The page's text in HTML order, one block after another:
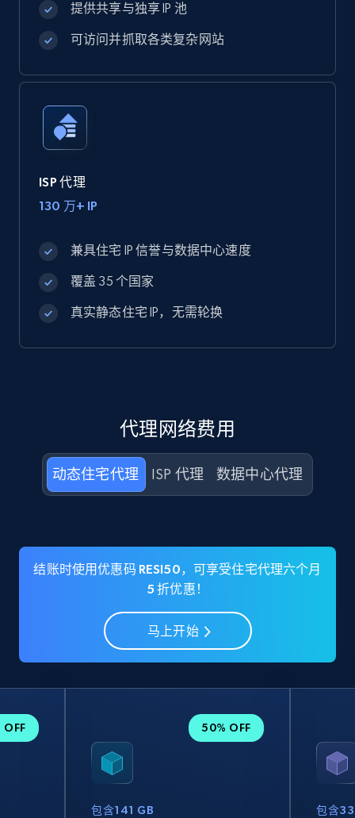
提供共享与独享 IP 池
可访问并抓取各类复杂网站
ISP 代理
130 万+ IP
兼具住宅 IP 信誉与数据中心速度
覆盖 35 个国家
真实静态住宅 IP，无需轮换
代理网络费用
动态住宅代理 ISP 代理 数据中心代理
结账时使用优惠码 RESI50，可享受住宅代理六个月
5 折优惠！
马上开始
OFF 50% OFF
包含141 GB 包含